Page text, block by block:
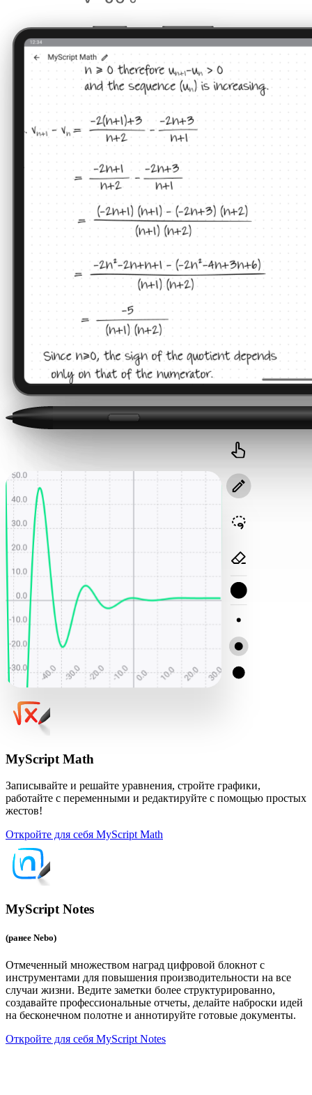
MyScript Math
Записывайте и решайте уравнения, стройте графики,
работайте с переменными и редактируйте с помощью простых
жестов!
Откройте для себя MyScript Math
MyScript Notes
(ранее Nebo)
Отмеченный множеством наград цифровой блокнот с
инструментами для повышения производительности на все
случаи жизни. Ведите заметки более структурированно,
создавайте профессиональные отчеты, делайте наброски идей
на бесконечном полотне и аннотируйте готовые документы.
Откройте для себя MyScript Notes